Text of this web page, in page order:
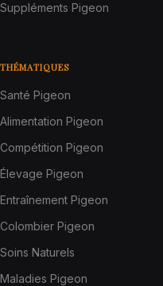
Suppléments Pigeon
THÉMATIQUES
Santé Pigeon
Alimentation Pigeon
Compétition Pigeon
Élevage Pigeon
Entraînement Pigeon
Colombier Pigeon
Soins Naturels
Maladies Pigeon